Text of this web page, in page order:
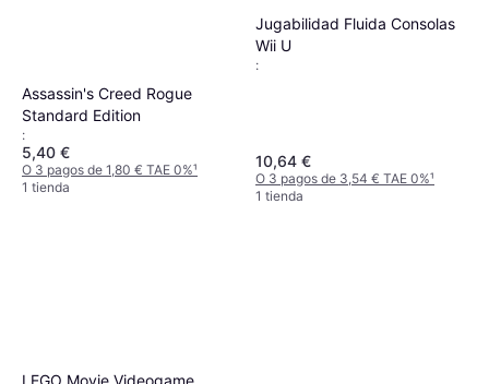
Assassin's Creed Rogue
Standard Edition
:
5,40 €
O 3 pagos de 1,80 € TAE 0%¹
1 tienda
Jugabilidad Fluida Consolas
Wii U
:
10,64 €
O 3 pagos de 3,54 € TAE 0%¹
1 tienda